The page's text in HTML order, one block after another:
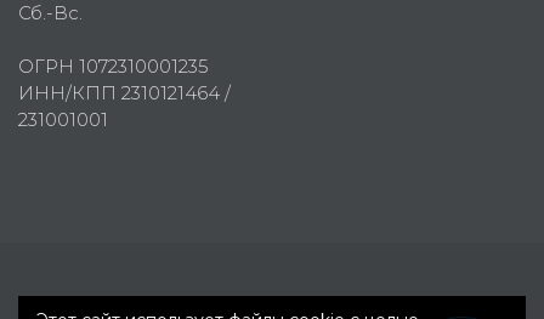
Сб.-Вс.
ОГРН 1072310001235
ИНН/КПП 2310121464 /
231001001